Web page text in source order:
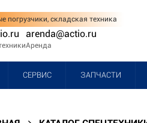
погрузчики, складская техника
arenda@actio.ru
Аренда
СЕРВИС ЗАПЧАСТИ